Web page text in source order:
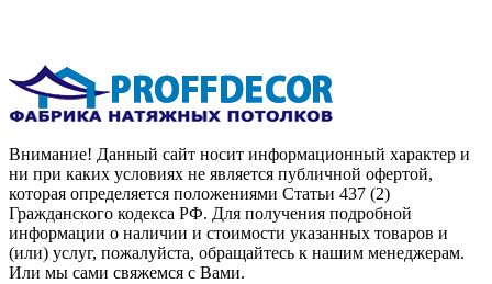
Внимание! Данный сайт носит информационный характер и
ни при каких условиях не является публичной офертой,
которая определяется положениями Статьи 437 (2)
Гражданского кодекса РФ. Для получения подробной
информации о наличии и стоимости указанных товаров и
(или) услуг, пожалуйста, обращайтесь к нашим менеджерам.
Или мы сами свяжемся с Вами.